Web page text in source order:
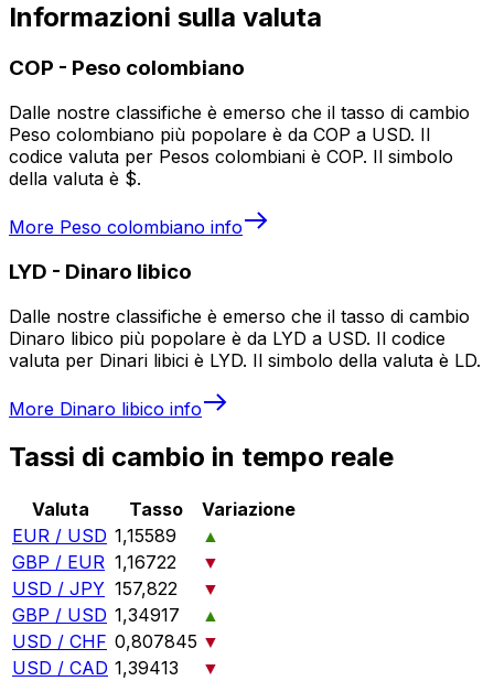
Informazioni sulla valuta
COP - Peso colombiano
Dalle nostre classifiche è emerso che il tasso di cambio
Peso colombiano più popolare è da COP a USD. Il
codice valuta per Pesos colombiani è COP. Il simbolo
della valuta è $.
More Peso colombiano info
LYD - Dinaro libico
Dalle nostre classifiche è emerso che il tasso di cambio
Dinaro libico più popolare è da LYD a USD. Il codice
valuta per Dinari libici è LYD. Il simbolo della valuta è LD.
More Dinaro libico info
Tassi di cambio in tempo reale
Valuta Tasso
Variazione
EUR / USD 1,15589
▲
GBP / EUR 1,16722
▼
USD / JPY 157,822
▼
GBP / USD 1,34917
▲
USD / CHF 0,807845 ▼
USD / CAD 1,39413
▼